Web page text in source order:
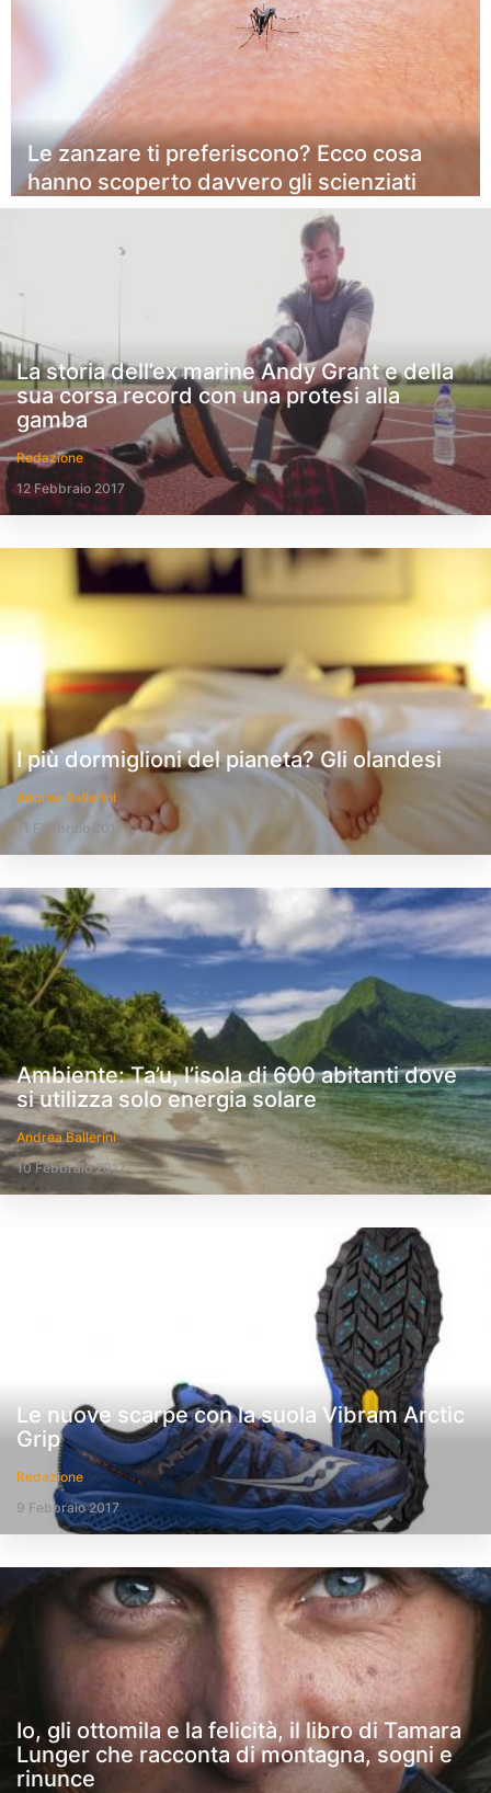
Le zanzare ti preferiscono? Ecco cosa
hanno scoperto davvero gli scienziati
La storia dell’ex marine Andy Grant e della
sua corsa record con una protesi alla
gamba
Redazione
12 Febbraio 2017
I più dormiglioni del pianeta? Gli olandesi
Andrea Ballerini
11 Febbraio 2017
Ambiente: Ta’u, l’isola di 600 abitanti dove
si utilizza solo energia solare
Andrea Ballerini
10 Febbraio 2017
Le nuove scarpe con la suola Vibram Arctic
Grip
Redazione
9 Febbraio 2017
Io, gli ottomila e la felicità, il libro di Tamara
Lunger che racconta di montagna, sogni e
rinunce